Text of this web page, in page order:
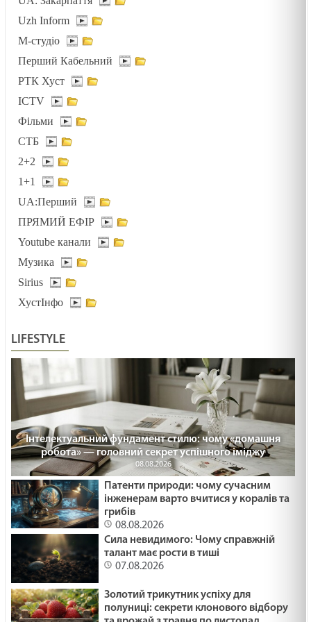
19.02.2025
МАШИНА ЧАСУ /1501/ Майтеся файно
19.02.2025
Неділя митаря і фарисея/ Лк 18,10-14
19.02.2025
ВГАМУЙТЕСЯ /1497/ Майтеся файно
19.02.2025
ВИГНАТИ САМОЗВАНЦЯ /1496/ Майтеся файно
07.02.2025
БАЧИТИ ДОБРО /1495/ Майтеся файно
06.02.2025
Uzh Inform
М-студіо
Перший Кабельний
РТК Хуст
ICTV
Фільми
СТБ
2+2
1+1
UA:Перший
ПРЯМИЙ ЕФІР
Youtube канали
Музика
Sirius
ХустІнфо
LIFESTYLE
Інтелектуальний фундамент стилю: чому «домашня
робота» — головний секрет успішного іміджу
08.08.2026
Патенти природи: чому сучасним
інженерам варто вчитися у коралів та
грибів
08.08.2026
Сила невидимого: Чому справжній
талант має рости в тиші
07.08.2026
Золотий трикутник успіху для
полуниці: секрети клонового відбору